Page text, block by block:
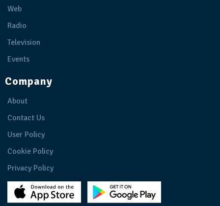
Web
Radio
Television
Events
Company
About
Contact Us
User Policy
Cookie Policy
Privacy Policy